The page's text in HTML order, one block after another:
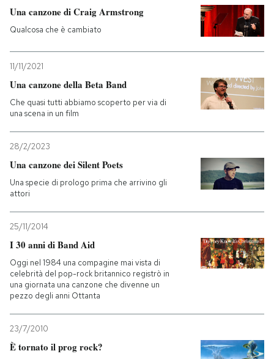
NEWSLETTER
SHOP
AREA PERSONALE
Una canzone di Craig Armstrong
Qualcosa che è cambiato
11/11/2021
Una canzone della Beta Band
Che quasi tutti abbiamo scoperto per via di
una scena in un film
28/2/2023
Una canzone dei Silent Poets
Una specie di prologo prima che arrivino gli
attori
25/11/2014
I 30 anni di Band Aid
Oggi nel 1984 una compagine mai vista di
celebrità del pop-rock britannico registrò in
una giornata una canzone che divenne un
pezzo degli anni Ottanta
23/7/2010
È tornato il prog rock?